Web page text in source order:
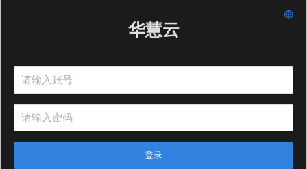
华慧云
登录